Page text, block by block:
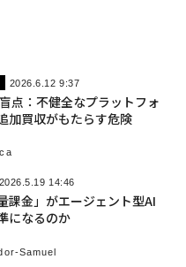
2026.6.12 9:37
点：不健全なプラットフォ
加買収がもたらす危険
2026.5.19 14:46
課金」がエージェント型AI
になるのか
Samuel